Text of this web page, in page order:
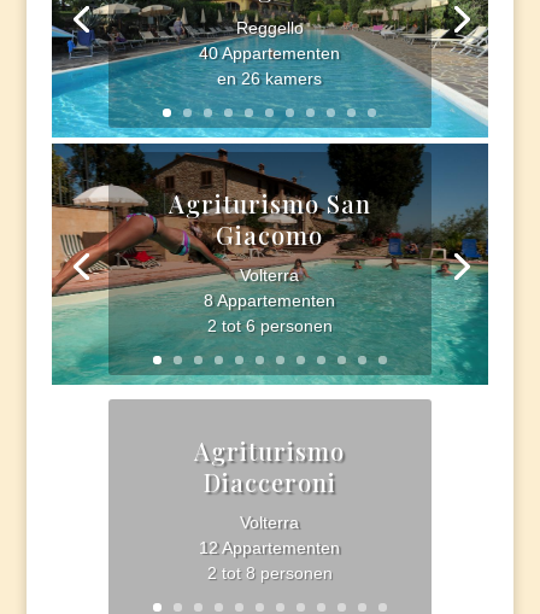
Reggello
40 Appartementen
en 26 kamers
Agriturismo San
Giacomo
Volterra
8 Appartementen
2 tot 6 personen
Agriturismo
Diacceroni
Volterra
12 Appartementen
2 tot 8 personen